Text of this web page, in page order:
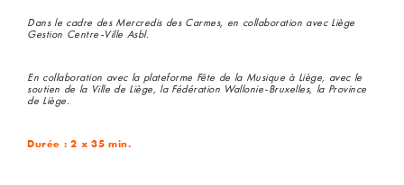
Dans le cadre des Mercredis des Carmes, en collaboration avec Liège
Gestion Centre-Ville Asbl.
En collaboration avec la plateforme Fête de la Musique à Liège, avec le
soutien de la Ville de Liège, la Fédération Wallonie-Bruxelles, la Province
de Liège.
Durée : 2 x 35 min.